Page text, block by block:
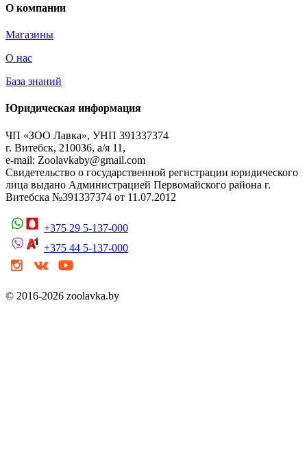
О компании
Магазины
О нас
База знаний
Юридическая информация
ЧП «ЗОО Лавка», УНП 391337374
г. Витебск, 210036, а/я 11,
e-mail: Zoolavkaby@gmail.com
Свидетельство о государственной регистрации юридического
лица выдано Администрацией Первомайского района г.
Витебска №391337374 от 11.07.2012
+375 29 5-137-000
+375 44 5-137-000
© 2016-2026 zoolavka.by